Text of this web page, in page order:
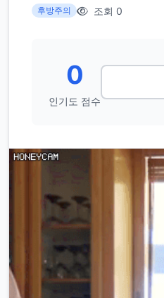
후방주의 조회 0
0
인기도 점수